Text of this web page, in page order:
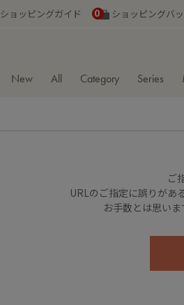
ショッピングガイド ショッピングバ
0
New All Category Series
ご
URLのご指定に誤りがあ
お手数とは思い